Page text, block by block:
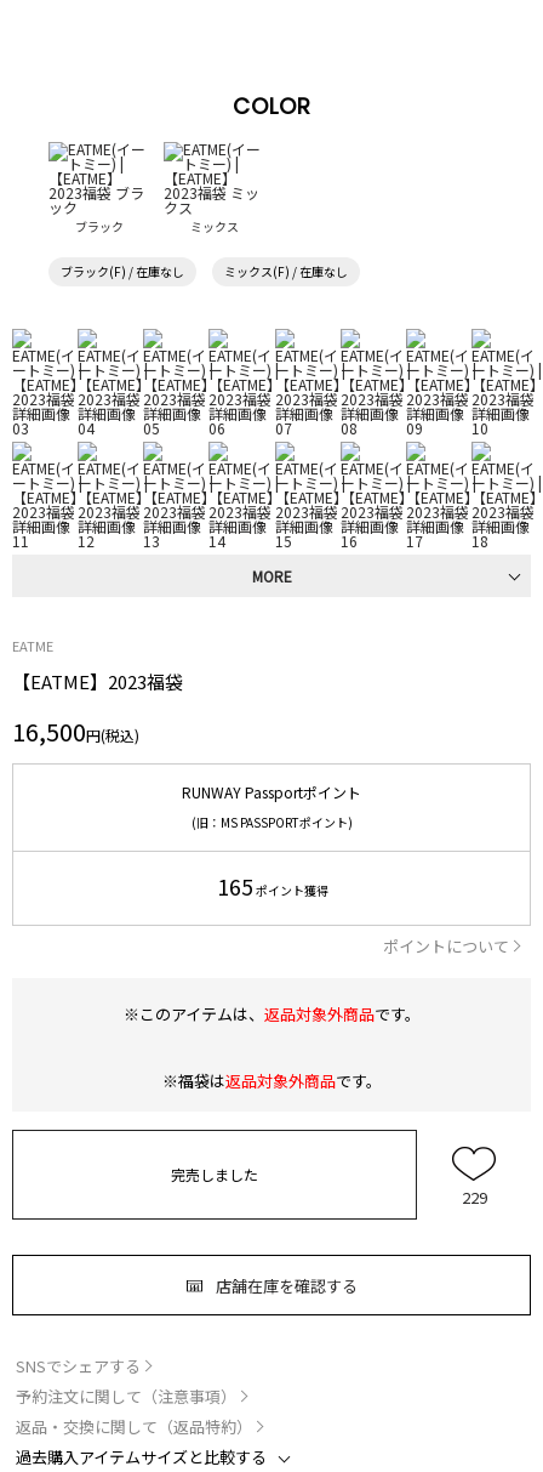
COLOR
ブラック ミックス
ブラック(F) / 在庫なし ミックス(F) / 在庫なし
MORE
EATME
【EATME】2023福袋
16,500円(税込)
RUNWAY Passportポイント
(旧：MS PASSPORTポイント)
165 ポイント獲得
ポイントについて
※このアイテムは、 返品対象外商品です。
※福袋は返品対象外商品です。
完売しました
229
店舗在庫を確認する
SNSでシェアする
予約注文に関して（注意事項）
返品・交換に関して（返品特約）
過去購入アイテムサイズと比較する